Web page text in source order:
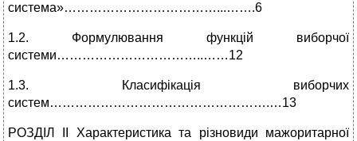
система»………………………………...…….6
1.2. Формулювання функцій виборчої
системи……………………………..……12
1.3. Класифікація виборчих
систем…………………………………………….…13
РОЗДІЛ ІІ Характеристика та різновиди мажоритарної